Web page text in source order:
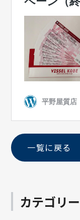
一覧に戻る
カテゴリー